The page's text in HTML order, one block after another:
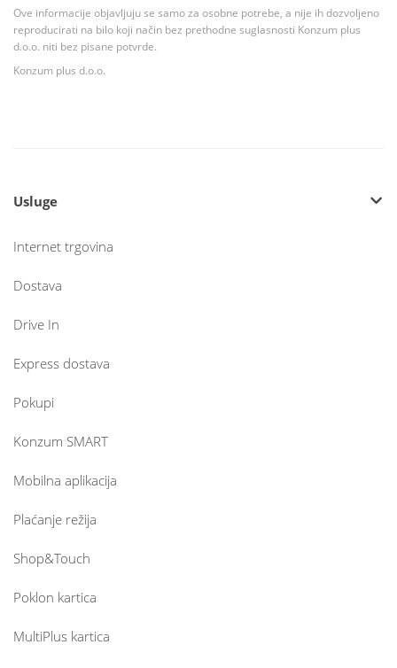
Ove informacije objavljuju se samo za osobne potrebe, a nije ih dozvoljeno
reproducirati na bilo koji način bez prethodne suglasnosti Konzum plus
d.o.o. niti bez pisane potvrde.
Konzum plus d.o.o.
Usluge
Internet trgovina
Dostava
Drive In
Express dostava
Pokupi
Konzum SMART
Mobilna aplikacija
Plaćanje režija
Shop&Touch
Poklon kartica
MultiPlus kartica